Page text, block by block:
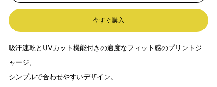
今すぐ購入
吸汗速乾とUVカット機能付きの適度なフィット感のプリントジ
ャージ。
シンプルで合わせやすいデザイン。